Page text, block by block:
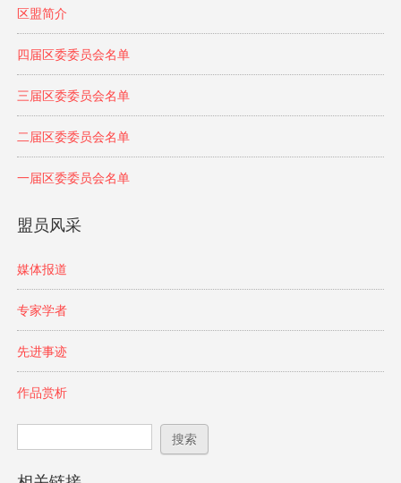
区盟简介
四届区委委员会名单
三届区委委员会名单
二届区委委员会名单
一届区委委员会名单
盟员风采
媒体报道
专家学者
先进事迹
作品赏析
搜索表单
搜索